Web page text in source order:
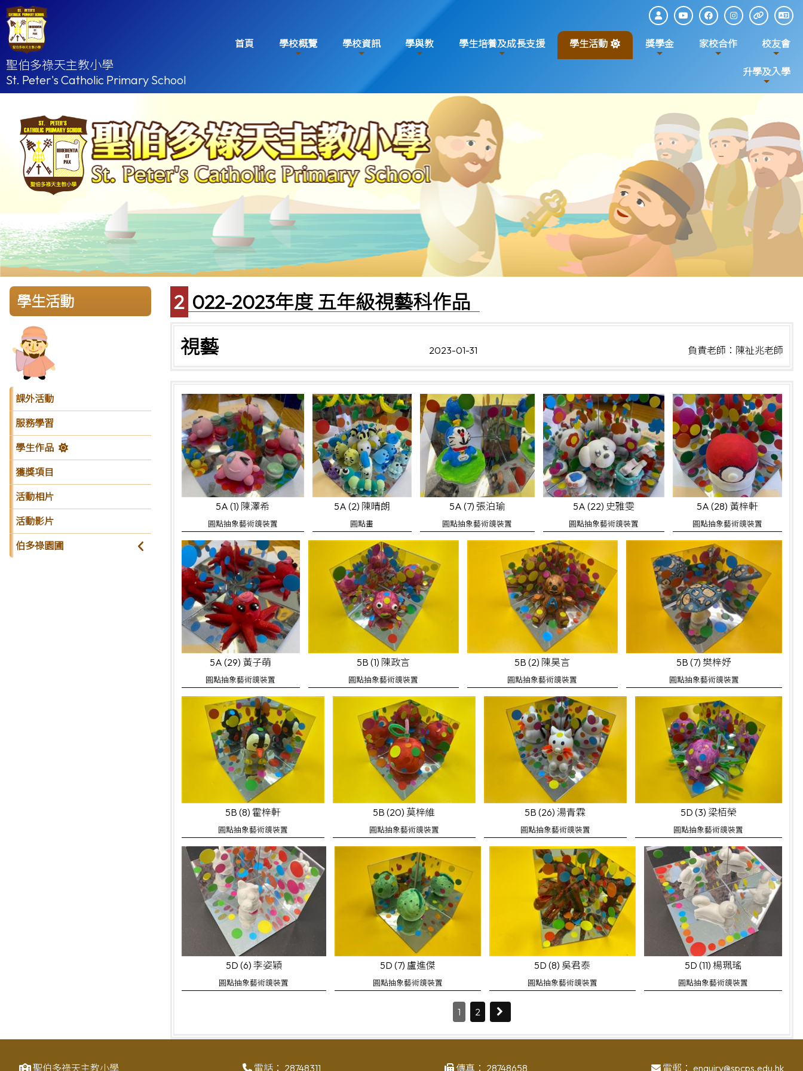
聖伯多祿天主教小學
St. Peter's Catholic Primary School
首頁 學校概覽 學校資訊 學與教 學生培養及成長支援 學生活動 獎學金 家校合作 校友會
升學及入學
學生活動
課外活動
服務學習
學生作品
獲獎項目
活動相片
活動影片
伯多祿園圃
2022-2023年度 五年級視藝科作品
視藝
2023-01-31 負責老師：陳祉兆老師
5A (1) 陳澤希
圓點抽象藝術鏡裝置
5A (2) 陳晴朗
圓點畫
5A (7) 張泊瑜
圓點抽象藝術鏡裝置
5A (22) 史雅雯
圓點抽象藝術鏡裝置
5A (28) 黃梓軒
圓點抽象藝術鏡裝置
5A (29) 黃子萌
圓點抽象藝術鏡裝置
5B (1) 陳政言
圓點抽象藝術鏡裝置
5B (2) 陳昊言
圓點抽象藝術鏡裝置
5B (7) 樊梓妤
圓點抽象藝術鏡裝置
5B (8) 霍梓軒
圓點抽象藝術鏡裝置
5B (20) 莫梓維
圓點抽象藝術鏡裝置
5B (26) 湯青霖
圓點抽象藝術鏡裝置
5D (3) 梁栢榮
圓點抽象藝術鏡裝置
5D (6) 李姿穎
圓點抽象藝術鏡裝置
5D (7) 盧進傑
圓點抽象藝術鏡裝置
5D (8) 吳君泰
圓點抽象藝術鏡裝置
5D (11) 楊珮瑤
圓點抽象藝術鏡裝置
1 2
聖伯多祿天主教小學 電話： 28748311 傳真： 28748658 電郵： enquiry@spcps.edu.hk